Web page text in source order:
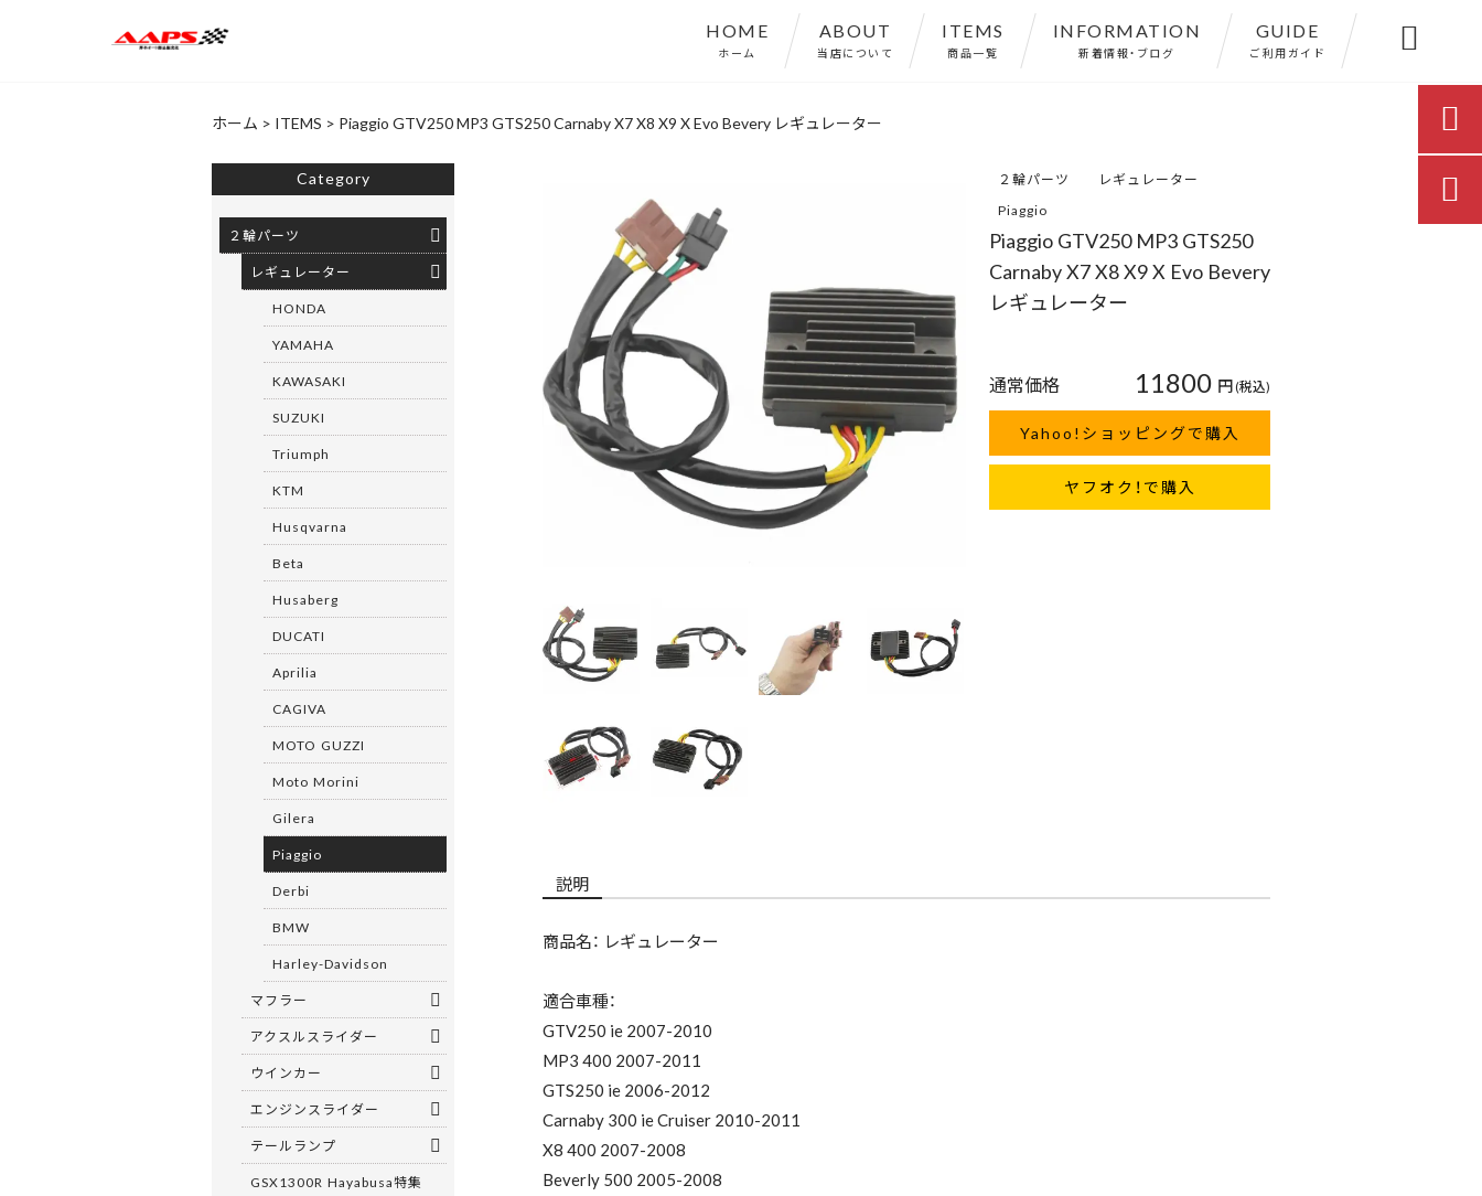
HOME
ホーム
ABOUT
当店について
ITEMS
商品一覧
INFORMATION
新着情報・ブログ
GUIDE
ご利用ガイド 
ホーム > ITEMS > Piaggio GTV250 MP3 GTS250 Carnaby X7 X8 X9 X Evo Bevery レギュレーター
２輪パーツ
レギュレーター
Piaggio
Piaggio GTV250 MP3 GTS250
Carnaby X7 X8 X9 X Evo Bevery
レギュレーター
通常価格 11800 円(税込)
Yahoo!ショッピングで購入
ヤフオク！で購入
説明
商品名： レギュレーター
適合車種：
GTV250 ie 2007-2010
MP3 400 2007-2011
GTS250 ie 2006-2012
Carnaby 300 ie Cruiser 2010-2011
X8 400 2007-2008
Beverly 500 2005-2008
Category
２輪パーツ
レギュレーター
HONDA
YAMAHA
KAWASAKI
SUZUKI
Triumph
KTM
Husqvarna
Beta
Husaberg
DUCATI
Aprilia
CAGIVA
MOTO GUZZI
Moto Morini
Gilera
Piaggio
Derbi
BMW
Harley-Davidson
マフラー
アクスルスライダー
ウインカー
エンジンスライダー
テールランプ
GSX1300R Hayabusa特集

